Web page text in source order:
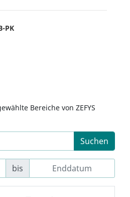
PK
Bereiche von ZEFYS
Suchen
bis